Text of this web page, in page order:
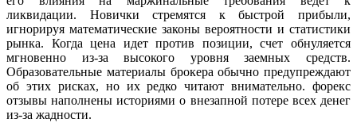
ликвидации. Новички стремятся к быстрой прибыли,
игнорируя математические законы вероятности и статистики
рынка. Когда цена идет против позиции, счет обнуляется
мгновенно из-за высокого уровня заемных средств.
Образовательные материалы брокера обычно предупреждают
об этих рисках, но их редко читают внимательно. форекс
отзывы наполнены историями о внезапной потере всех денег
из-за жадности.